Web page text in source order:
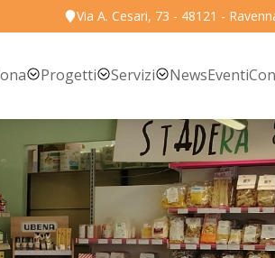
Via A. Cesari, 73 - 48121 -
Progetti Servizi NewsEventi